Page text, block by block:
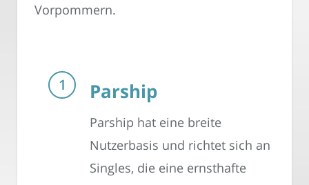
Vorpommern.
Parship
Parship hat eine breite
Nutzerbasis und richtet sich an
Singles, die eine ernsthafte